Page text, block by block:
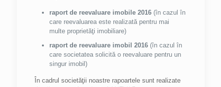
raport de reevaluare imobile 2016(în cazul în
care reevaluarea este realizată pentru mai
multe proprietăţi imobiliare)
raport de reevaluare imobil 2016(în cazul în
care societatea solicită o reevaluare pentru un
singur imobil)
În cadrul societăţii noastre rapoartele sunt realizate